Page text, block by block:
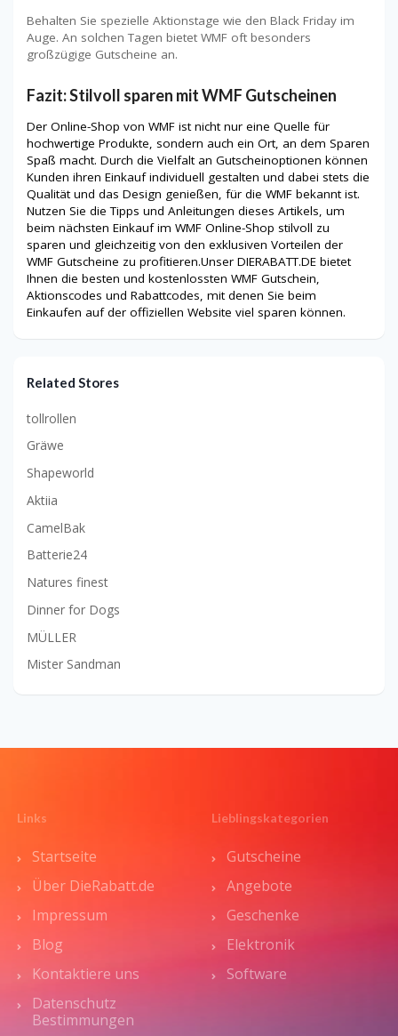
Behalten Sie spezielle Aktionstage wie den Black Friday im
Auge. An solchen Tagen bietet WMF oft besonders
großzügige Gutscheine an.
Fazit: Stilvoll sparen mit WMF Gutscheinen
Der Online-Shop von WMF ist nicht nur eine Quelle für
hochwertige Produkte, sondern auch ein Ort, an dem Sparen
Spaß macht. Durch die Vielfalt an Gutscheinoptionen können
Kunden ihren Einkauf individuell gestalten und dabei stets die
Qualität und das Design genießen, für die WMF bekannt ist.
Nutzen Sie die Tipps und Anleitungen dieses Artikels, um
beim nächsten Einkauf im WMF Online-Shop stilvoll zu
sparen und gleichzeitig von den exklusiven Vorteilen der
WMF Gutscheine zu profitieren.Unser DIERABATT.DE bietet
Ihnen die besten und kostenlossten WMF Gutschein,
Aktionscodes und Rabattcodes, mit denen Sie beim
Einkaufen auf der offiziellen Website viel sparen können.
Related Stores
tollrollen
Gräwe
Shapeworld
Aktiia
CamelBak
Batterie24
Natures finest
Dinner for Dogs
MÜLLER
Mister Sandman
Links
Startseite
Über DieRabatt.de
Impressum
Blog
Kontaktiere uns
Datenschutz
Bestimmungen
Lieblingskategorien
Gutscheine
Angebote
Geschenke
Elektronik
Software